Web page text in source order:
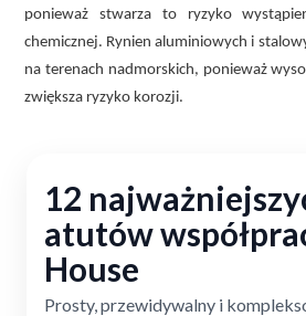
ponieważ stwarza to ryzyko
chemicznej. Rynien aluminiowych i
na terenach nadmorskich, ponieważ
zwiększa ryzyko korozji.
12
atutów
House
Prosty, przewidywalny i